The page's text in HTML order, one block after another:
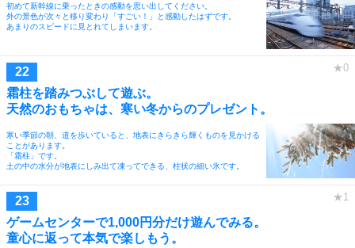
初めて新幹線に乗ったときの感動を思い出してください。
外の景色が次々と移り変わり「すごい！」と感動したはずです。
あまりのスピードに見とれてしまいます。
霜柱を踏みつぶして遊ぶ。
天然のおもちゃは、寒い冬からのプレゼント。
寒い季節の朝、道を歩いていると、地表にきらきら輝くものを見かける
ことがあります。
「霜柱」です。
土の中の水分が地表にしみ出て凍ってできる、柱状の細い氷です。
ゲームセンターで1,000円分だけ遊んでみる。
童心に返って本気で楽しもう。